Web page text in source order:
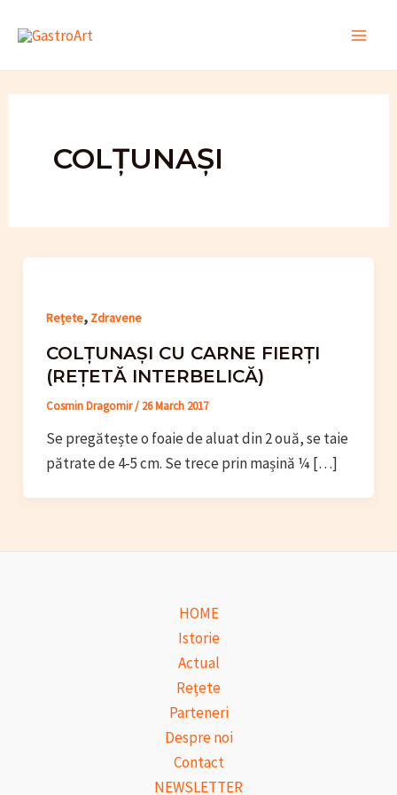
COLȚUNAȘI
Rețete, Zdravene
COLȚUNAȘI CU CARNE FIERȚI
(REȚETĂ INTERBELICĂ)
Cosmin Dragomir/ 26 March 2017
Se pregătește o foaie de aluat din 2 ouă, se taie
pătrate de 4-5 cm. Se trece prin mașină ¼ […]
HOME
Istorie
Actual
Rețete
Parteneri
Despre noi
Contact
NEWSLETTER